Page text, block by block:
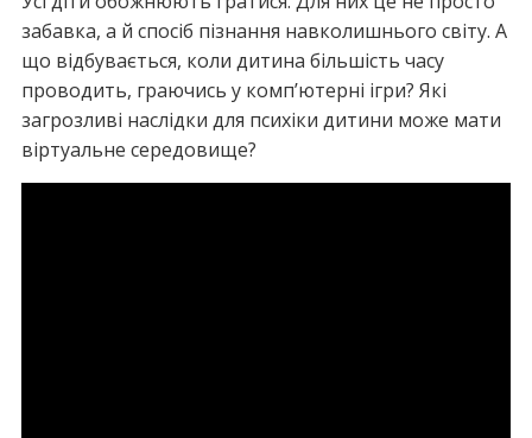
забавка, а й спосіб пізнання навколишнього світу. А
що відбувається, коли дитина більшість часу
проводить, граючись у комп’ютерні ігри? Які
загрозливі наслідки для психіки дитини може мати
віртуальне середовище?